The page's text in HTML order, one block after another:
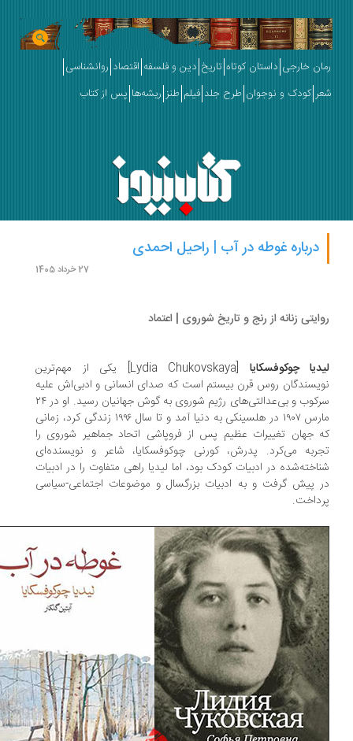
خارجی داستان کوتاه تاریخ دین و فلسفه اقتصاد روانشناسی
کودک و نوجوان طرح جلد فیلم طنز ریشه‌ها پس از کتاب
درباره غوطه در آب | راحیل احمدی
زنانه‌ از رنج و تاریخ شوروی | اعتماد
چوکوفسکایا
[Lydia Chukovskaya] یکی از مهم‌ترین
روس قرن بیستم است که صدای انسانی و ادبی‌اش علیه
سرکوب و بی‌عدالتی‌های رژیم شوروی به گوش جهانیان رسید. او در ۲۴
مارس ۱۹۰۷ در هلسینکی به دنیا آمد و تا سال ۱۹۹۶ زندگی کرد، زمانی
جهان تغییرات عظیم پس از فروپاشی اتحاد جماهیر شوروی را
می‌کرد. پدرش، کورنی چوکوفسکایا، شاعر و نویسنده‌ای
در ادبیات کودک بود، اما لیدیا راهی متفاوت را در ادبیات
پیش گرفت و به ادبیات بزرگسال و موضوعات اجتماعی-سیاسی